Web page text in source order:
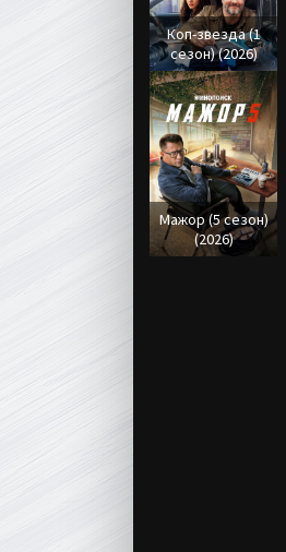
Коп-звезда (1
сезон) (2026)
Мажор (5 сезон)
(2026)